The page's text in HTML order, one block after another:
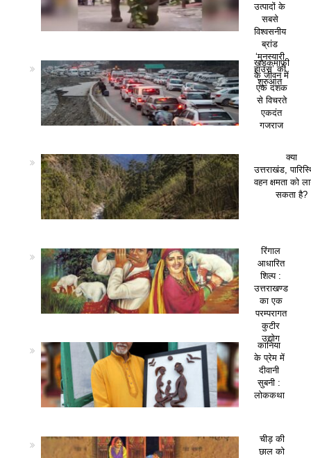
उत्पादों के
सबसे
विश्वसनीय
ब्रांड
‘मुनस्यारी
हाउस’ की
शुरुआत
खड़कमाफी
के जीवन में
एक दशक
से विचरते
एकदंत
गजराज
क्या
उत्तराखंड,
वहन क्षमता को
सकता है?
रिंगाल
आधारित
शिल्प :
उत्तराखण्ड
का एक
परम्परागत
कुटीर
उद्योग
कानिया
के प्रेम में
दीवानी
सुबनी :
लोककथा
चीड़ की
छाल को